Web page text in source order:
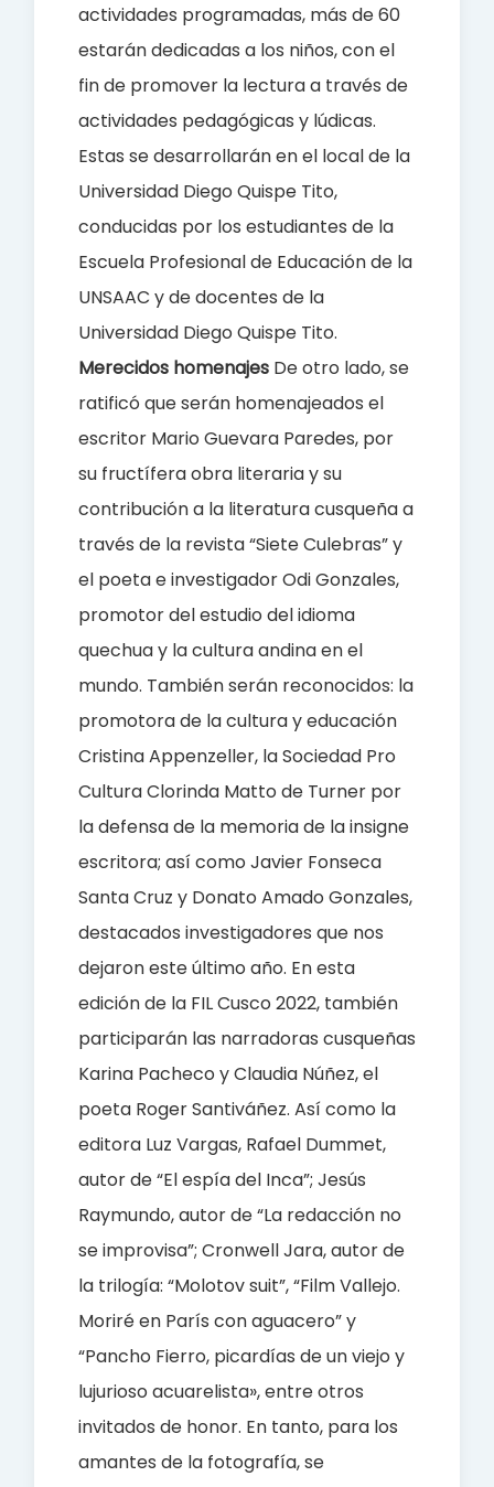
actividades programadas, más de 60
estarán dedicadas a los niños, con el
fin de promover la lectura a través de
actividades pedagógicas y lúdicas.
Estas se desarrollarán en el local de la
Universidad Diego Quispe Tito,
conducidas por los estudiantes de la
Escuela Profesional de Educación de la
UNSAAC y de docentes de la
Universidad Diego Quispe Tito.
Merecidos homenajes De otro lado, se
ratificó que serán homenajeados el
escritor Mario Guevara Paredes, por
su fructífera obra literaria y su
contribución a la literatura cusqueña a
través de la revista “Siete Culebras” y
el poeta e investigador Odi Gonzales,
promotor del estudio del idioma
quechua y la cultura andina en el
mundo. También serán reconocidos: la
promotora de la cultura y educación
Cristina Appenzeller, la Sociedad Pro
Cultura Clorinda Matto de Turner por
la defensa de la memoria de la insigne
escritora; así como Javier Fonseca
Santa Cruz y Donato Amado Gonzales,
destacados investigadores que nos
dejaron este último año. En esta
edición de la FIL Cusco 2022, también
participarán las narradoras cusqueñas
Karina Pacheco y Claudia Núñez, el
poeta Roger Santiváñez. Así como la
editora Luz Vargas, Rafael Dummet,
autor de “El espía del Inca”; Jesús
Raymundo, autor de “La redacción no
se improvisa”; Cronwell Jara, autor de
la trilogía: “Molotov suit”, “Film Vallejo.
Moriré en París con aguacero” y
“Pancho Fierro, picardías de un viejo y
lujurioso acuarelista», entre otros
invitados de honor. En tanto, para los
amantes de la fotografía, se